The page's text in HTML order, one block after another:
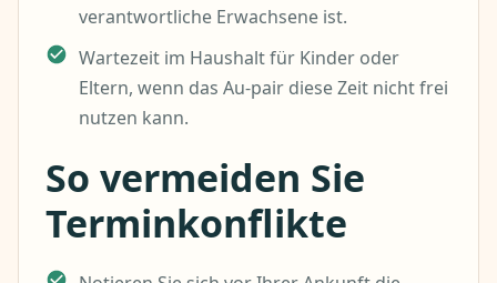
verantwortliche Erwachsene ist.
Wartezeit im Haushalt für Kinder oder
Eltern, wenn das Au-pair diese Zeit nicht frei
nutzen kann.
So vermeiden Sie
Terminkonflikte